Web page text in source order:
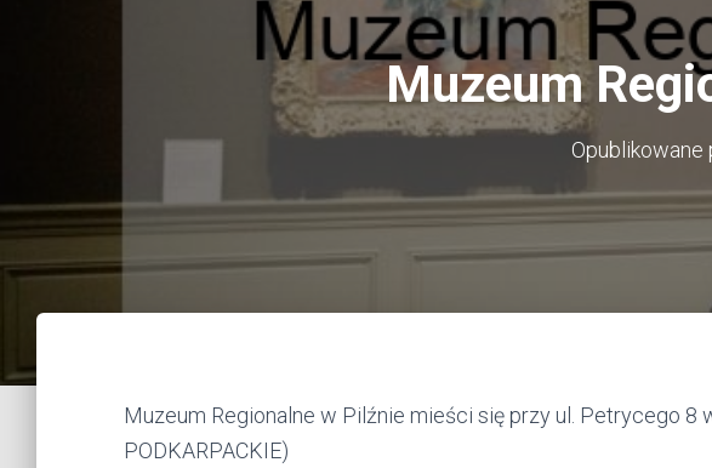
Muzeum
Muzeum Regionalne w Pilźnie mieści się przy ul. Petrycego 8
PODKARPACKIE)